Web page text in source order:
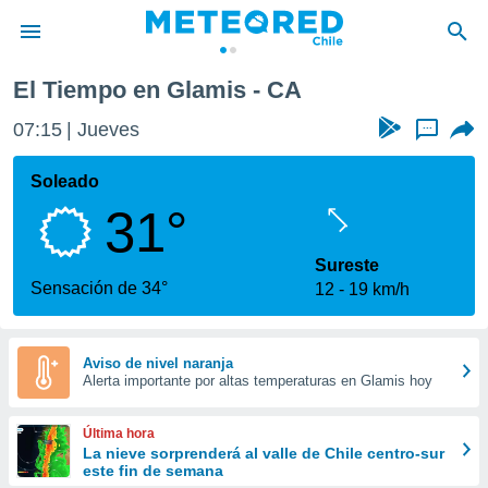
de
por
que se
calidad.
a este
las
y
forma
digital
basada
El Tiempo en Glamis - CA
07:15 Jueves ...
Soleado
31°
Sensación de 34°
Sureste
12
19 km/h
Aviso de nivel naranja
Alerta importante por altas temperaturas en Glamis hoy
Última hora
La nieve sorprenderá al valle de Chile centro-sur
este fin de semana